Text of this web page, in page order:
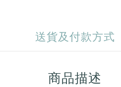
送貨及付款方式
商品描述